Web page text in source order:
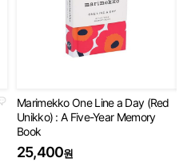
Marimekko One Line a Day (Red
Unikko) : A Five-Year Memory
Book
25,400원